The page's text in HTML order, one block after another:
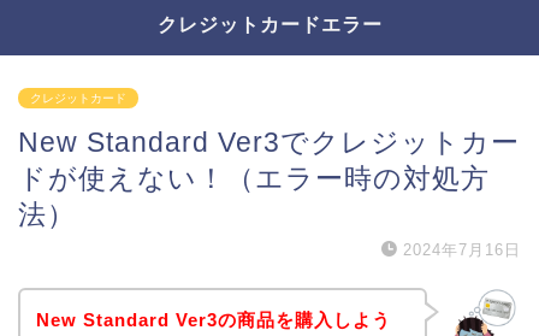
クレジットカードエラー
クレジットカード
New Standard Ver3でクレジットカー
ドが使えない！（エラー時の対処方
法）
2024年7月16日
New Standard Ver3の商品を購入しよう